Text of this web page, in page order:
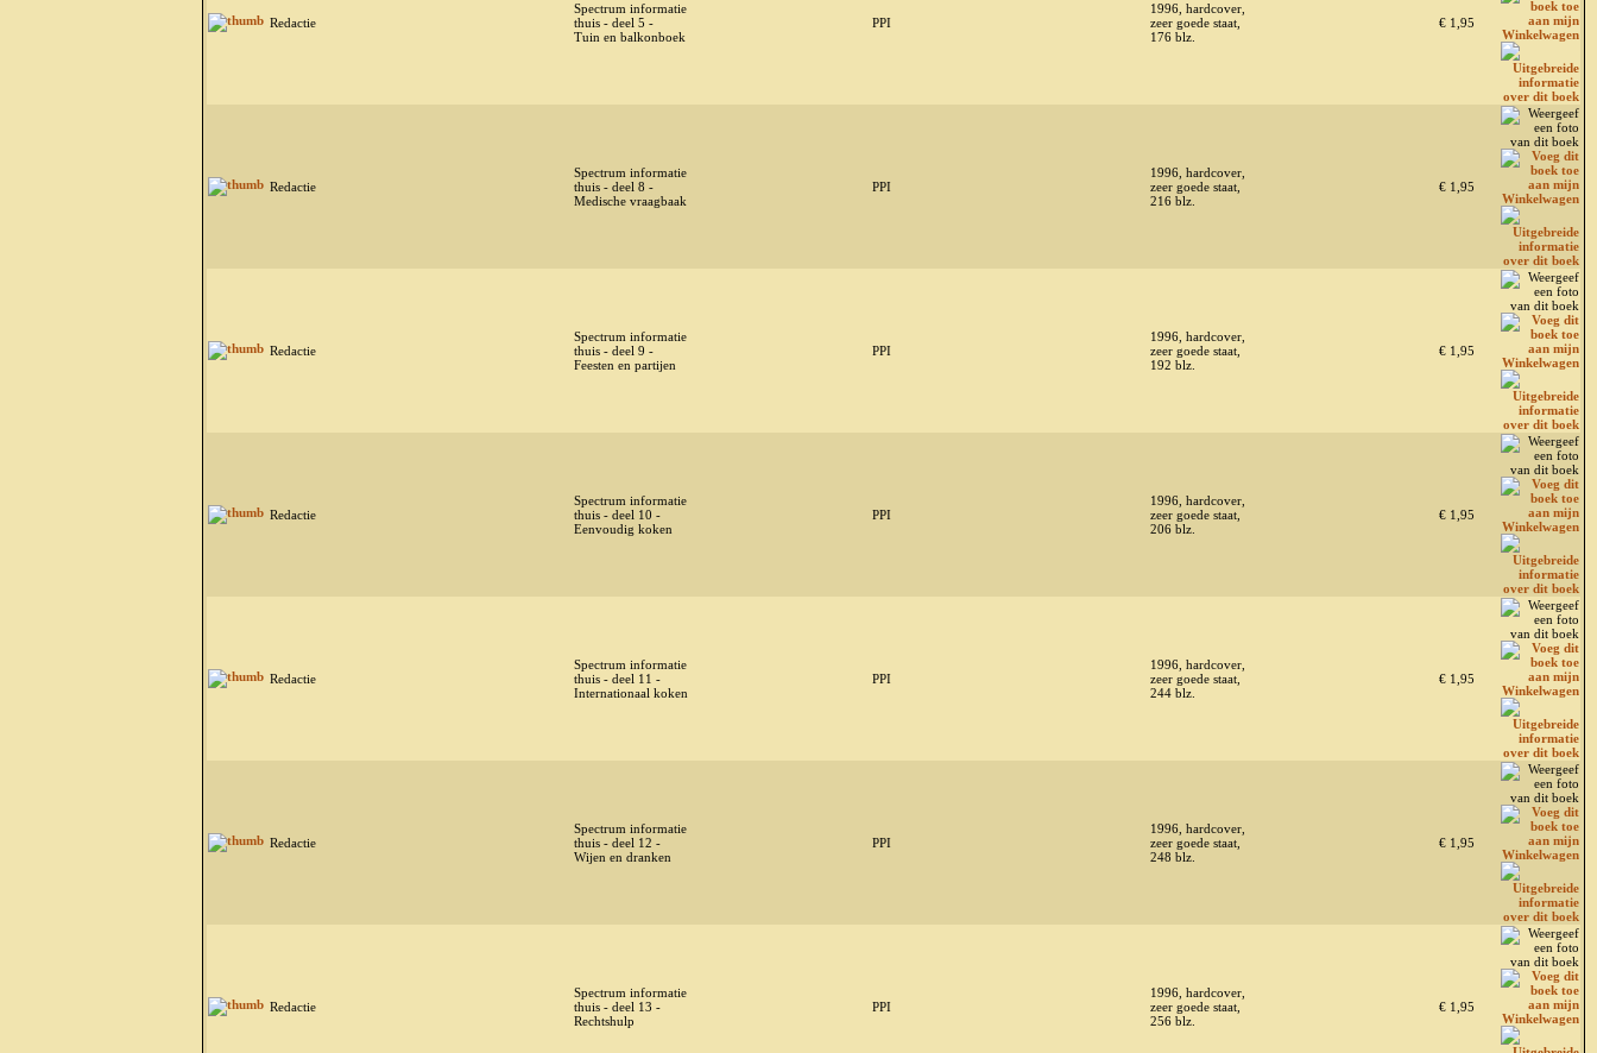
Redactie
Spectrum informatie
thuis - deel 5 -
Tuin en balkonboek
PPI
1996, hardcover,
zeer goede staat,
176 blz.
€ 1,95
Redactie
Spectrum informatie
thuis - deel 8 -
Medische vraagbaak
PPI
1996, hardcover,
zeer goede staat,
216 blz.
€ 1,95
Redactie
Spectrum informatie
thuis - deel 9 -
Feesten en partijen
PPI
1996, hardcover,
zeer goede staat,
192 blz.
€ 1,95
Redactie
Spectrum informatie
thuis - deel 10 -
Eenvoudig koken
PPI
1996, hardcover,
zeer goede staat,
206 blz.
€ 1,95
Redactie
Spectrum informatie
thuis - deel 11 -
Internationaal koken
PPI
1996, hardcover,
zeer goede staat,
244 blz.
€ 1,95
Redactie
Spectrum informatie
thuis - deel 12 -
Wijen en dranken
PPI
1996, hardcover,
zeer goede staat,
248 blz.
€ 1,95
Redactie
Spectrum informatie
thuis - deel 13 -
Rechtshulp
PPI
1996, hardcover,
zeer goede staat,
256 blz.
€ 1,95